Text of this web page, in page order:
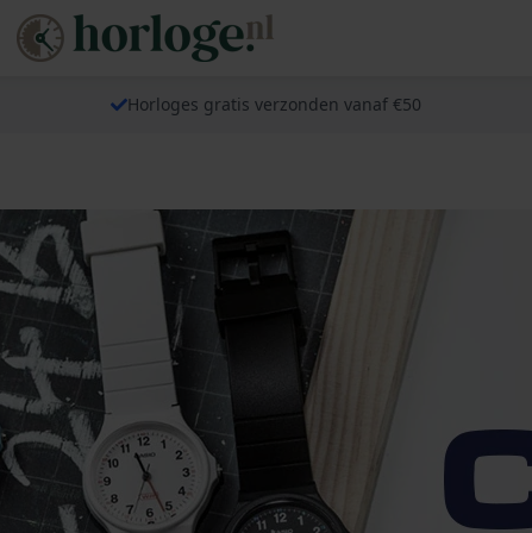
Horloges gratis verzonden vanaf €50